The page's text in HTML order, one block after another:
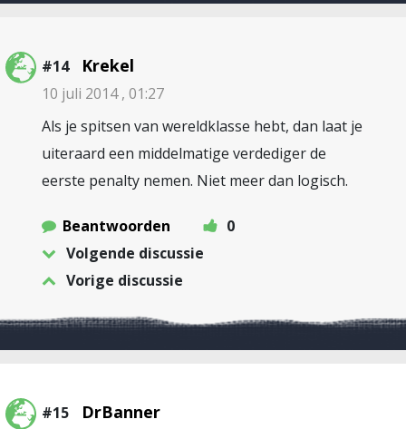
#14 Krekel
10 juli 2014 , 01:27
Als je spitsen van wereldklasse hebt, dan laat je
uiteraard een middelmatige verdediger de
eerste penalty nemen. Niet meer dan logisch.
Beantwoorden
0
Volgende discussie
Vorige discussie
#15 DrBanner